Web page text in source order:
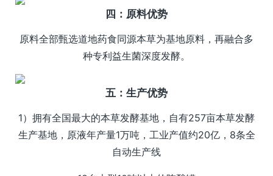
四：原料优势
原料全部甄选道地药食同源本草为基地原料，再融合多
种专利益生菌深度发酵。
五：生产优势
1）拥有全国最大的本草发酵基地，自有257亩本草发酵
生产基地，原液年产量1万吨，工业产值约20亿，8条全
自动生产线